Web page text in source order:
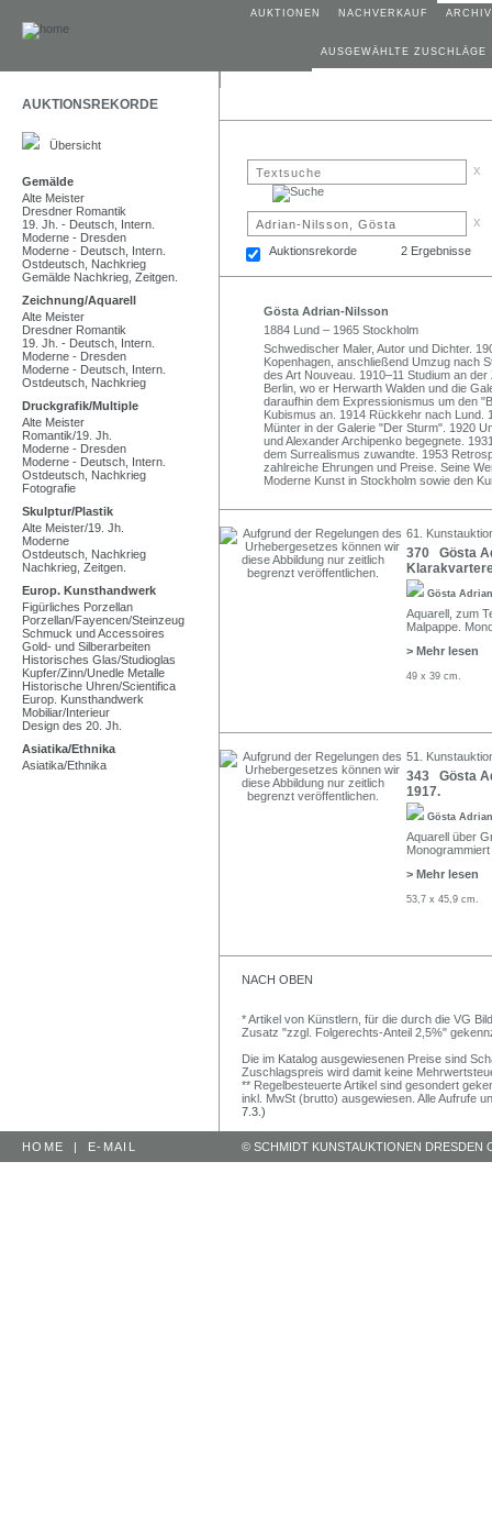
AUKTIONEN NACHVERKAUF ARCHIV
AUSGEWÄHLTE ZUSCHLÄGE
AUKTIONSREKORDE
Übersicht
Gemälde
Alte Meister
Dresdner Romantik
19. Jh. - Deutsch, Intern.
Moderne - Dresden
Moderne - Deutsch, Intern.
Ostdeutsch, Nachkrieg
Gemälde Nachkrieg, Zeitgen.
Zeichnung/Aquarell
Alte Meister
Dresdner Romantik
19. Jh. - Deutsch, Intern.
Moderne - Dresden
Moderne - Deutsch, Intern.
Ostdeutsch, Nachkrieg
Druckgrafik/Multiple
Alte Meister
Romantik/19. Jh.
Moderne - Dresden
Moderne - Deutsch, Intern.
Ostdeutsch, Nachkrieg
Fotografie
Skulptur/Plastik
Alte Meister/19. Jh.
Moderne
Ostdeutsch, Nachkrieg
Nachkrieg, Zeitgen.
Europ. Kunsthandwerk
Figürliches Porzellan
Porzellan/Fayencen/Steinzeug
Schmuck und Accessoires
Gold- und Silberarbeiten
Historisches Glas/Studioglas
Kupfer/Zinn/Unedle Metalle
Historische Uhren/Scientifica
Europ. Kunsthandwerk
Mobiliar/Interieur
Design des 20. Jh.
Asiatika/Ethnika
Asiatika/Ethnika
x
x
Auktionsrekorde 2 Ergebnisse
Gösta Adrian-Nilsson
1884 Lund – 1965 Stockholm
Schwedischer Maler, Autor und Dichter.
Kopenhagen, anschließend Umzug nach
des Art Nouveau. 1910–11 Studium an
Berlin, wo er Herwarth Walden und die
daraufhin dem Expressionismus um den
Kubismus an. 1914 Rückkehr nach Lund.
Münter in der Galerie "Der Sturm". 1920
und Alexander Archipenko begegnete.
dem Surrealismus zuwandte. 1953
zahlreiche Ehrungen und Preise. Seine
Moderne Kunst in Stockholm sowie den
61.
370 Gösta
Gösta
Aquarell, zum
Malpappe.
> Mehr lesen
49 x 39 cm.
51.
343 Gösta
1917.
Gösta
Aquarell über
> Mehr lesen
53,7 x 45,9 cm.
NACH OBEN
* Artikel von Künstlern, für die durch die VG
Zusatz "zzgl. Folgerechts-Anteil 2,5%"
Die im Katalog ausgewiesenen Preise sind
Zuschlagspreis wird damit keine
** Regelbesteuerte Artikel sind gesondert
inkl. MwSt (brutto) ausgewiesen. Alle Aufrufe
7.3.)
HOME | E-MAIL © SCHMIDT KUNSTAUKTIONEN DRESDEN